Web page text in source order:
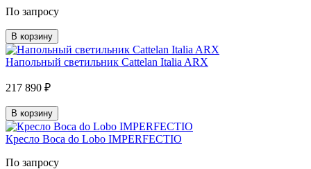
По запросу
В корзину
Напольный светильник Cattelan Italia ARX
217 890 ₽
В корзину
Кресло Boca do Lobo IMPERFECTIO
По запросу